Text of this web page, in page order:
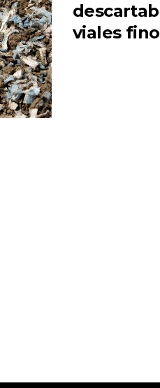
viales